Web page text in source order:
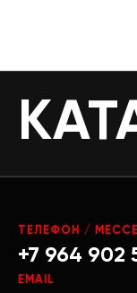
ТЕЛЕФОН /
+7 964 902
EMAIL